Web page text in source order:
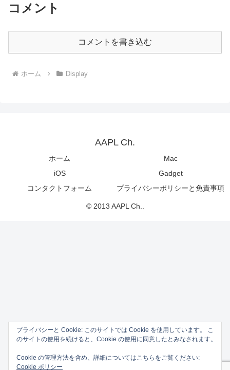
コメント
コメントを書き込む
ホーム Display
AAPL Ch.
ホーム
Mac
iOS
Gadget
コンタクトフォーム
プライバシーポリシーと免責事項
© 2013 AAPL Ch..
プライバシーと Cookie: このサイトでは Cookie を使用しています。 こ
のサイトの使用を続けると、Cookie の使用に同意したとみなされます。
Cookie の管理方法を含め、詳細についてはこちらをご覧ください:
Cookie ポリシー